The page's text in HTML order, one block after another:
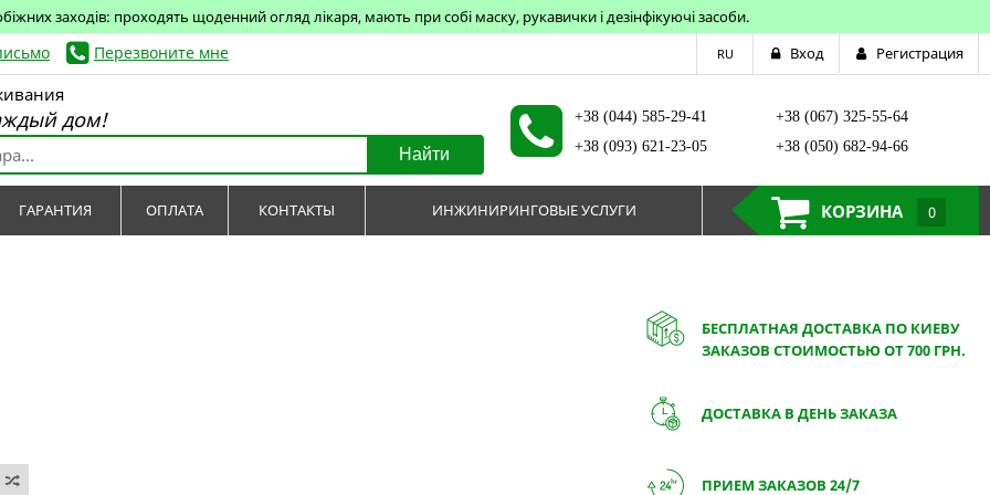
заходів: проходять щоденний огляд лікаря, мають при собі маску, рукавички і дезінфікуючі засоби.
БЕСПЛАТНАЯ ДОСТАВКА ПО КИЕВУ
ЗАКАЗОВ СТОИМОСТЬЮ ОТ 700 ГРН.
ДОСТАВКА В ДЕНЬ ЗАКАЗА
ПРИЕМ ЗАКАЗОВ 24/7
Перезвоните мне RU Вход Регистрация
дом!
Найти
+38 (044) 585-29-41
+38 (093) 621-23-05
+38 (067) 325-55-64
+38 (050) 682-94-66
ГАРАНТИЯ ОПЛАТА КОНТАКТЫ ИНЖИНИРИНГОВЫЕ УСЛУГИ КОРЗИНА 0